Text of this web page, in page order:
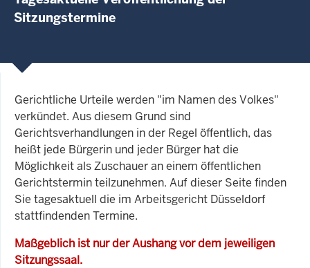
Sitzungstermine
Gerichtliche Urteile werden "im Namen des Volkes"
verkündet. Aus diesem Grund sind
Gerichtsverhandlungen in der Regel öffentlich, das
heißt jede Bürgerin und jeder Bürger hat die
Möglichkeit als Zuschauer an einem öffentlichen
Gerichtstermin teilzunehmen. Auf dieser Seite finden
Sie tagesaktuell die im Arbeitsgericht Düsseldorf
stattfindenden Termine.
Maßgeblich ist nur der Aushang vor dem jeweiligen
Sitzungssaal.